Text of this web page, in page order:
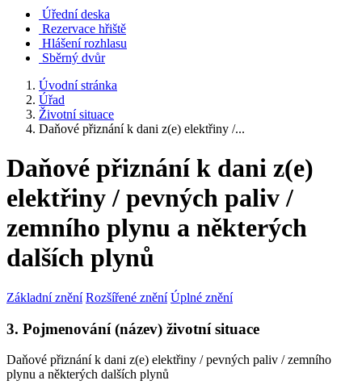
Úřední deska
Rezervace hřiště
Hlášení rozhlasu
Sběrný dvůr
Úvodní stránka
Úřad
Životní situace
Daňové přiznání k dani z(e) elektřiny /...
Daňové přiznání k dani z(e)
elektřiny / pevných paliv /
zemního plynu a některých
dalších plynů
Základní znění Rozšířené znění Úplné znění
3. Pojmenování (název) životní situace
Daňové přiznání k dani z(e) elektřiny / pevných paliv / zemního
plynu a některých dalších plynů